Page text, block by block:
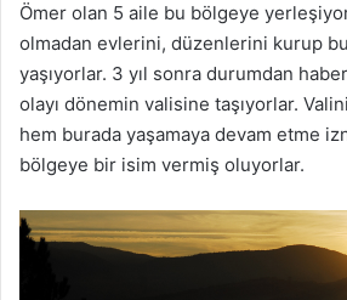
Ömer olan 5 aile bu bölgeye
olmadan evlerini, düzenlerini kurup
yaşıyorlar. 3 yıl sonra durumdan
olayı dönemin valisine taşıyorlar.
hem burada yaşamaya devam etme
bölgeye bir isim vermiş oluyorlar.